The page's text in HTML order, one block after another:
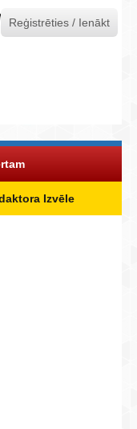
Reģistrēties / Ienākt
Izvēle